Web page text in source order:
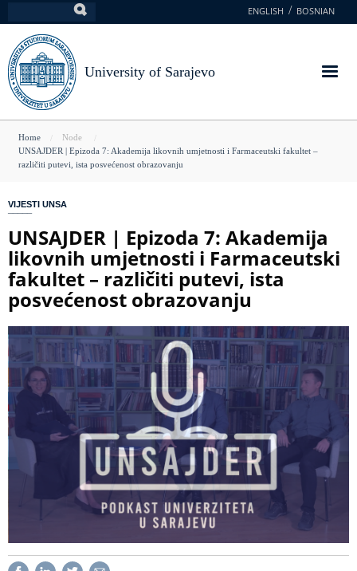
to
main
content
ENGLISH BOSNIAN
University of Sarajevo
You
are
Home
Node
UNSAJDER | Epizoda 7: Akademija likovnih umjetnosti i Farmaceutski fakultet –
različiti putevi, ista posvećenost obrazovanju
VIJESTI UNSA
UNSAJDER | Epizoda 7: Akademija
likovnih umjetnosti i Farmaceutski
fakultet – različiti putevi, ista
posvećenost obrazovanju